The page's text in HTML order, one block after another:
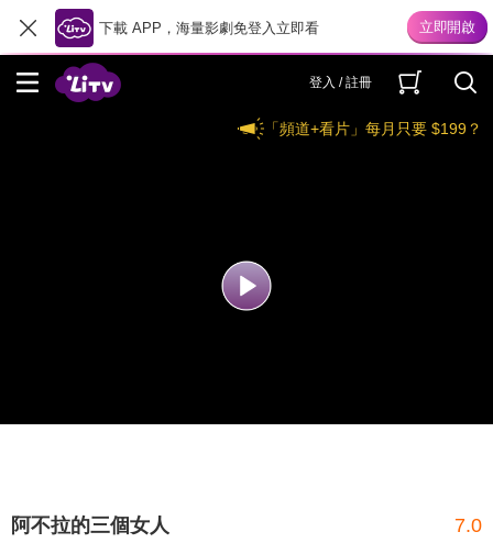
下載 APP，海量影劇免登入立即看
登入 / 註冊
「頻道+看片」每月只要 $199？
阿不拉的三個女人 7.0